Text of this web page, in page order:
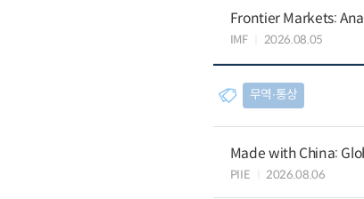
Frontier Markets:
IMF 2026.08.05
무역∙통상
Made with China:
PIIE 2026.08.06